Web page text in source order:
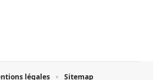
légales Sitemap